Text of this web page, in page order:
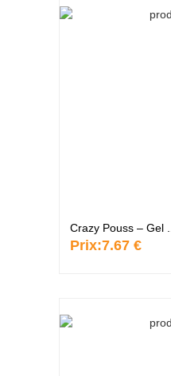
Crazy Pouss – Gel ...
Prix:7.67 €